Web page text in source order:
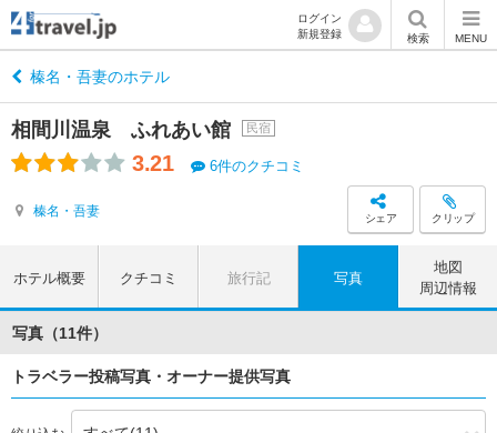
ログイン
新規登録
検索 MENU
榛名・吾妻のホテル
相間川温泉 ふれあい館 民宿
3.21 6件のクチコミ
榛名・吾妻 シェア クリップ
ホテル概要 クチコミ 旅行記 写真
地図
周辺情報
写真（11件）
トラベラー投稿写真・オーナー提供写真